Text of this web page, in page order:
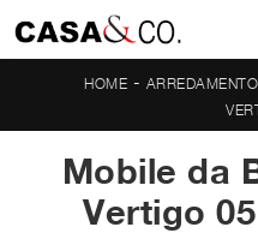
HOME -
Mobile da
Vertigo